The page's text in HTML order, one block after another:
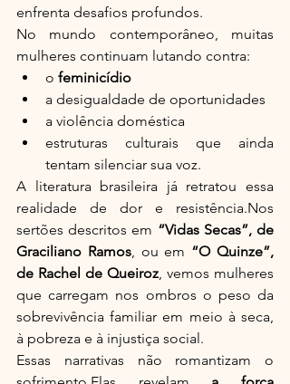
enfrenta desafios profundos.
No mundo contemporâneo, muitas
mulheres continuam lutando contra:
o feminicídio
a desigualdade de oportunidades
a violência doméstica
estruturas culturais que ainda
tentam silenciar sua voz.
A literatura brasileira já retratou essa
realidade de dor e resistência.Nos
sertões descritos em “Vidas Secas”, de
Graciliano Ramos, ou em “O Quinze”,
de Rachel de Queiroz , vemos mulheres
que carregam nos ombros o peso da
sobrevivência familiar em meio à seca,
à pobreza e à injustiça social.
Essas narrativas não romantizam o